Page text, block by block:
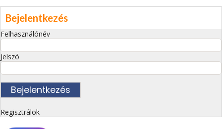
Bejelentkezés
Felhasználónév
Jelszó
Regisztrálok